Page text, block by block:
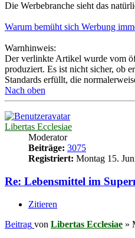
Die Werbebranche sieht das
Warum bemüht sich Werbung
Warnhinweis:
Der verlinkte Artikel wurde vom
produziert. Es ist nicht sicher, ob
Standards erfüllt, die
Nach oben
Libertas Ecclesiae
Moderator
Beiträge: 3075
Registriert: Montag 15.
Re: Lebensmittel im
Zitieren
Beitrag von Libertas Ecclesiae »